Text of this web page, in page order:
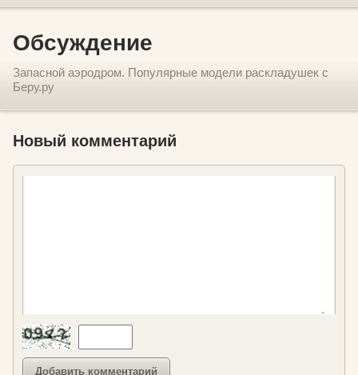
Обсуждение
Запасной аэродром. Популярные модели раскладушек с
Беру.ру
Новый комментарий